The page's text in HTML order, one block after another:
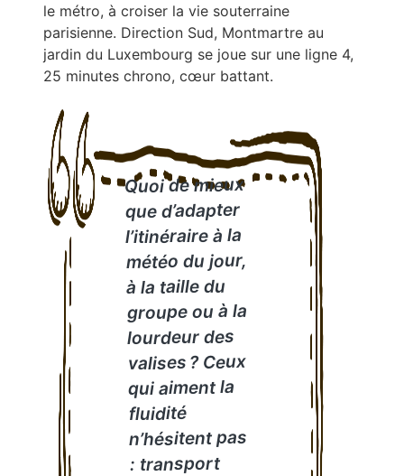
le métro, à croiser la vie souterraine
parisienne. Direction Sud, Montmartre au
jardin du Luxembourg se joue sur une ligne 4,
25 minutes chrono, cœur battant.
Quoi de mieux
que d’adapter
l’itinéraire à la
météo du jour,
à la taille du
groupe ou à la
lourdeur des
valises ? Ceux
qui aiment la
fluidité
n’hésitent pas
: transport